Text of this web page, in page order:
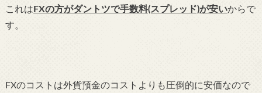
これは FXの方がダントツで手数料(スプレッド)が安いからで
す。
FXのコストは外貨預金のコストよりも圧倒的に安価なので